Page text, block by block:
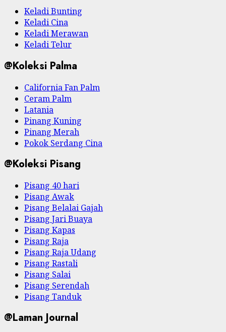
Keladi Bunting
Keladi Cina
Keladi Merawan
Keladi Telur
@Koleksi Palma
California Fan Palm
Ceram Palm
Latania
Pinang Kuning
Pinang Merah
Pokok Serdang Cina
@Koleksi Pisang
Pisang 40 hari
Pisang Awak
Pisang Belalai Gajah
Pisang Jari Buaya
Pisang Kapas
Pisang Raja
Pisang Raja Udang
Pisang Rastali
Pisang Salai
Pisang Serendah
Pisang Tanduk
@Laman Journal